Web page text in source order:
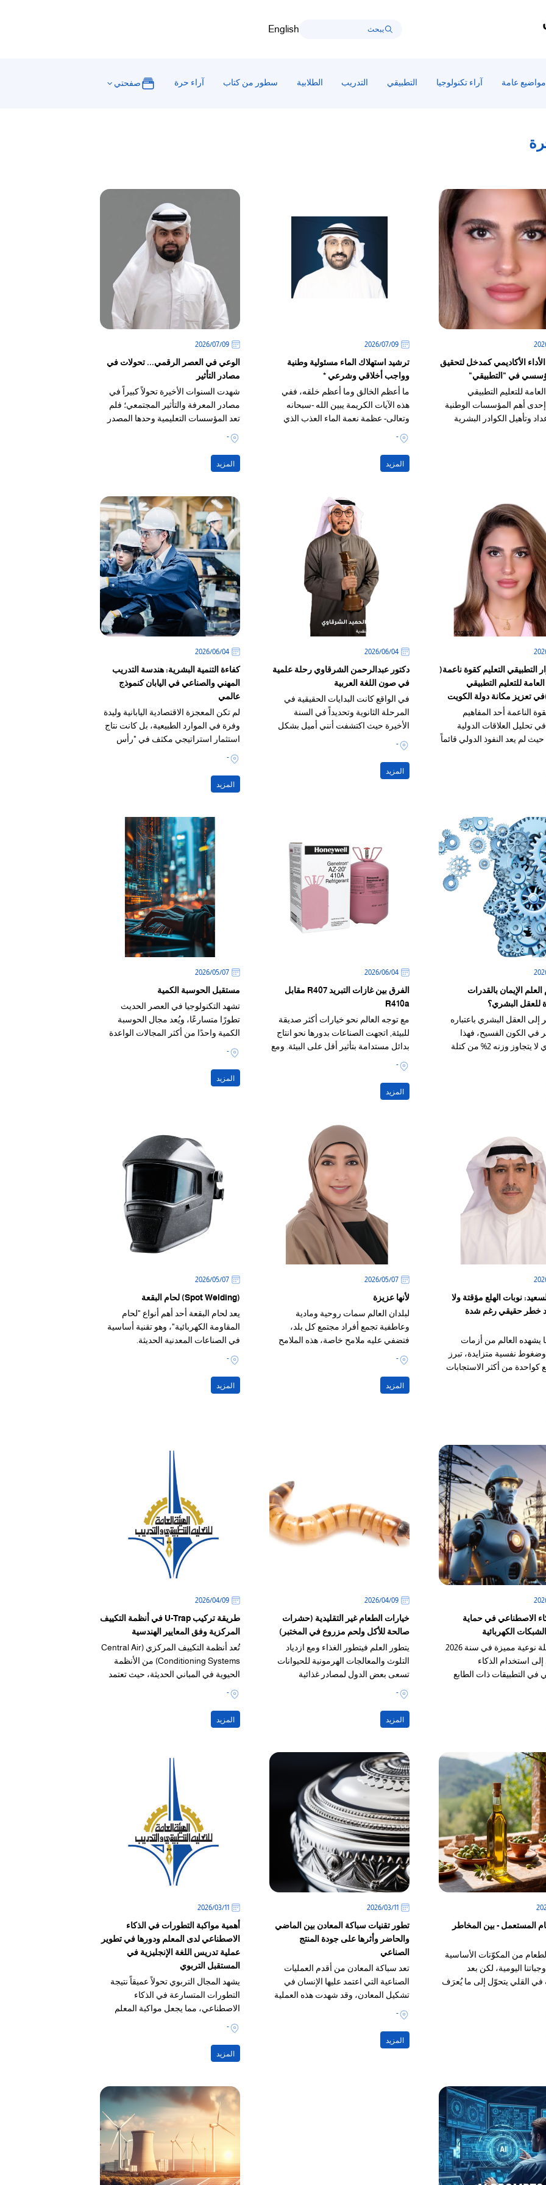
English
مواضيع عامة آراء تكنولوجيا التطبيقي التدريب الطلابية سطور من كتاب آراء حرة صفحتي
الأكاديمي كمدخل لتحقيق
في "التطبيقي"
للتعليم التطبيقي
إحدى أهم المؤسسات الوطنية
وتأهيل الكوادر البشرية
تلبية احتياجات التنمية في
09‏/07‏/2026
ترشيد استهلاك الماء مسئولية وطنية
وواجب أخلاقي وشرعي *
ما أعظم الخالق وما أعظم خلقه، ففي
هذه الآيات الكريمة يبين الله -سبحانه
وتعالى- عظمة نعمة الماء العذب الذي
جعله سبباً للحياة على سطح الأرض
-
المزيد
09‏/07‏/2026
الوعي في العصر الرقمي... تحولات في
مصادر التأثير
شهدت السنوات الأخيرة تحولاً كبيراً في
مصادر المعرفة والتأثير المجتمعي؛ فلم
تعد المؤسسات التعليمية وحدها المصدر
الرئيسي لتشكيل الوعي وبناء التصورات
لدى الأفراد
-
المزيد
التطبيقي التعليم كقوة ناعمة(
للتعليم التطبيقي
تعزيز مكانة دولة الكويت
الناعمة أحد المفاهيم
تحليل العلاقات الدولية
لم يعد النفوذ الدولي قائماً
العسكرية أو الاقتصادية
على التأثير والإقناع وبناء
الإيجابية
04‏/06‏/2026
دكتور عبدالرحمن الشرقاوي رحلة علمية
في صون اللغة العربية
في الواقع كانت البدايات الحقيقية في
المرحلة الثانوية وتحديداً في السنة
الأخيرة حيث اكتشفت أنني أميل بشكل
كبير نحو اللغة العربية على الرغم من
أنني كنت في التشعيب العلمي
-
المزيد
04‏/06‏/2026
كفاءة التنمية البشرية: هندسة التدريب
المهني والصناعي في اليابان كنموذج
عالمي
لم تكن المعجزة الاقتصادية اليابانية وليدة
وفرة في الموارد الطبيعية، بل كانت نتاج
استثمار استراتيجي مكثف في "رأس
المال البشري".
-
المزيد
الإيمان بالقدرات
للعقل البشري؟
إلى العقل البشري باعتباره
في الكون الفسيح، فهذا
العضو الذي لا يتجاوز وزنه 2% من كتلة
يهيمن على أكثر من
04‏/06‏/2026
الفرق بين غازات التبريد R407 مقابل
R410a
مع توجه العالم نحو خيارات أكثر صديقة
للبيئة, اتجهت الصناعات بدورها نحو انتاج
بدائل مستدامة بتأثير أقل على البيئة. ومع
حظر العديد
-
المزيد
07‏/05‏/2026
مستقبل الحوسبة الكمية
تشهد التكنولوجيا في العصر الحديث
تطورًا متسارعًا، ويُعد مجال الحوسبة
الكمية واحدًا من أكثر المجالات الواعدة
التي قد تُحدث ثورة حقيقية في طريقة
معالجة المعلومات
-
المزيد
نوبات الهلع مؤقتة ولا
خطر حقيقي رغم شدة
العالم من أزمات
نفسية متزايدة، تبرز
كواحدة من أكثر الاستجابات
شيوعا في مواجهة الخوف وعدم
07‏/05‏/2026
لأنها عزيزة
لبلدان العالم سمات روحية ومادية
وعاطفية تجمع أفراد مجتمع كل بلد،
فتضفي عليه ملامح خاصة، هذه الملامح
الخاصة بالإضافة لنتاج أفراده الفني
والأدبي وأساليب حياتهم هو ما يعرف
بثقافة المجتمع
-
المزيد
07‏/05‏/2026
(Spot Welding) لحام البقعة
يعد لحام البقعة أحد أهم أنواع "لحام
المقاومة الكهربائية"، وهو تقنية أساسية
في الصناعات المعدنية الحديثة.
-
المزيد
الاصطناعي في حماية
الكهربائية
إن أكبر نقلة نوعية مميزة في سنة 2026
استخدام الذكاء
في التطبيقات ذات الطابع
حيث لم يقتصر استخدامه في
على معرفة كمية
المتوقع الطلب عليها
09‏/04‏/2026
خيارات الطعام غير التقليدية (حشرات
صالحة للأكل ولحم مزروع في المختبر)
يتطور العلم فيتطور الغذاء ومع ازدياد
التلوث والمعالجات الهرمونية للحيوانات
تسعى بعض الدول لمصادر غذائية
مستدامة ومبتكرة،
-
المزيد
09‏/04‏/2026
طريقة تركيب U-Trap في أنظمة التكييف
المركزية وفق المعايير الهندسية
تُعد أنظمة التكييف المركزي (Central Air
Conditioning Systems) من الأنظمة
الحيوية في المباني الحديثة، حيث تعتمد
كفاءتها التشغيلية على دقة تصميم وتنفيذ
جميع مكوناتها.
-
المزيد
المستعمل - بين المخاطر
من المكوّنات الأساسية
اليومية، لكن بعد
في القلي يتحوّل إلى ما يُعرَف
المستعمل».
11‏/03‏/2026
تطور تقنيات سباكة المعادن بين الماضي
والحاضر وأثرها على جودة المنتج
الصناعي
تعد سباكة المعادن من أقدم العمليات
الصناعية التي اعتمد عليها الإنسان في
تشكيل المعادن، وقد شهدت هذه العملية
تطورًا ملحوظًا عبر الزمن
-
المزيد
11‏/03‏/2026
أهمية مواكبة التطورات في الذكاء
الاصطناعي لدى المعلم ودورها في تطوير
عملية تدريس اللغة الإنجليزية في
المستقبل التربوي
يشهد المجال التربوي تحولاً عميقاً نتيجة
التطورات المتسارعة في الذكاء
الاصطناعي، مما يجعل مواكبة المعلم
لهذه التحولات ضرورة مهنية
-
المزيد